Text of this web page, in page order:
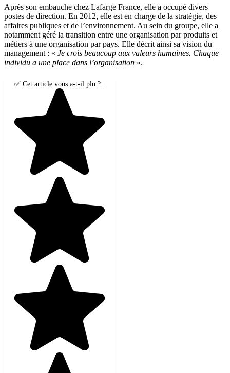
Après son embauche chez Lafarge France, elle a occupé divers
postes de direction. En 2012, elle est en charge de la stratégie, des
affaires publiques et de l’environnement. Au sein du groupe, elle a
notamment géré la transition entre une organisation par produits et
métiers à une organisation par pays. Elle décrit ainsi sa vision du
management : « Je crois beaucoup aux valeurs humaines. Chaque
individu a une place dans l’organisation ».
✅ Cet article vous a-t-il plu ? :